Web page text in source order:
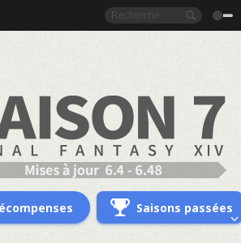
Saisons passées